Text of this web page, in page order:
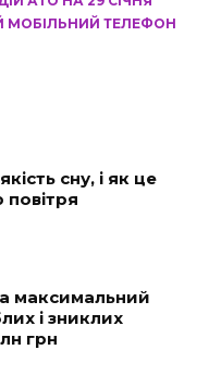
МОБІЛЬНИЙ ТЕЛЕФОН
сну, і як це
максимальний
і зниклих
грн